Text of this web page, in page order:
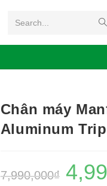
Search...
Chân máy
Aluminum
7,990,000₫